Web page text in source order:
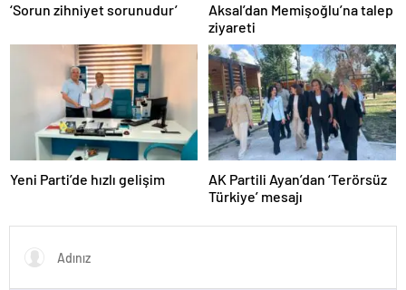
‘Sorun zihniyet sorunudur’
Aksal’dan Memişoğlu’na talep
ziyareti
Yeni Parti’de hızlı gelişim
AK Partili Ayan’dan ‘Terörsüz
Türkiye’ mesajı